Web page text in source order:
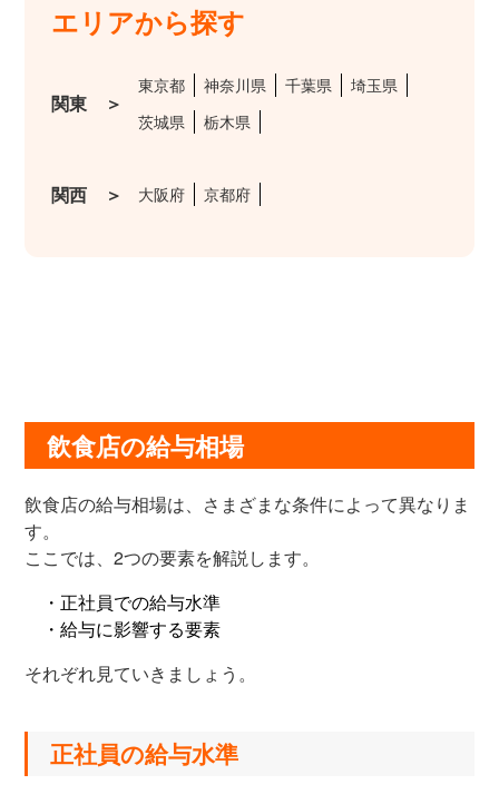
エリアから探す
関東 ＞
東京都 神奈川県 千葉県
埼玉県
茨城県
栃木県
関西 ＞ 大阪府 京都府
飲食店の給与相場
飲食店の給与相場は、さまざまな条件によって異なりま
す。
ここでは、2つの要素を解説します。
・正社員での給与水準
・給与に影響する要素
それぞれ見ていきましょう。
正社員の給与水準